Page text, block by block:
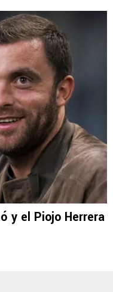
y el Piojo Herrera